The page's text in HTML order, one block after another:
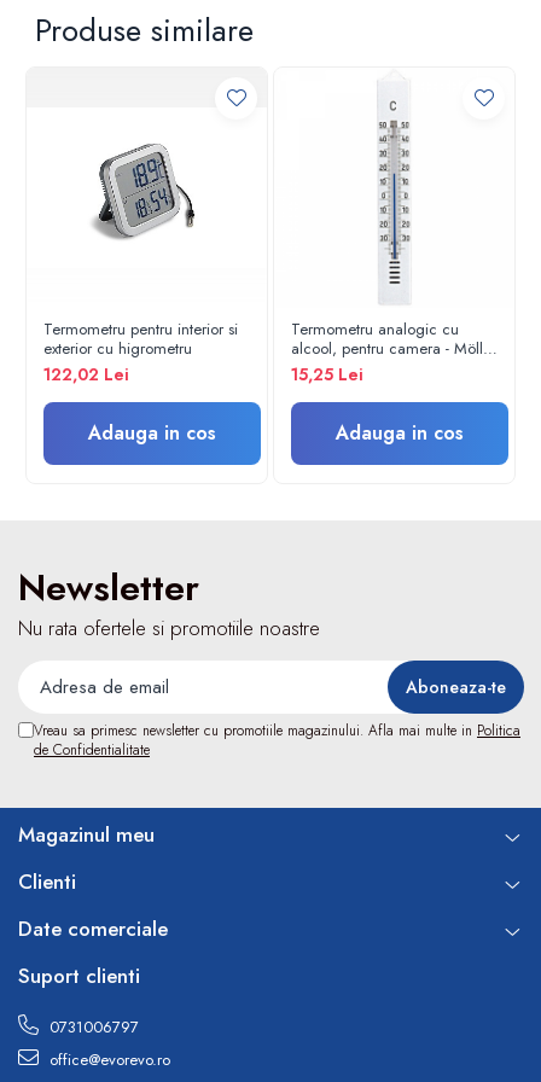
Colposcoape
Oftalmoscoape
Ingrijirea sanatatii
Aparate masaj
Cantare
Glucometre
Ingrijire personala
Perne si paturi electrice
Umidificatoare
Monitorizare somn
Masurare
Cantare
Masurare corporala
Targi urgente
Truse urgente
Gulere cervicale
Masti
Rucsacuri
Foarfece
Truse pentru resuscitare / reanimare
Produse similare
Termometru pentru interior si
exterior cu higrometru
122,02 Lei
Adauga in cos
Termometru analogic cu
alcool, pentru camera - Möller
Therm GmbH
15,25 Lei
Adauga in cos
Newsletter
Nu rata ofertele si promotiile noastre
Vreau sa primesc newsletter cu promotiile magazinului. Afla mai multe in Politica
de Confidentialitate
Magazinul meu
Clienti
Date comerciale
Suport clienti
0731006797
office@evorevo.ro